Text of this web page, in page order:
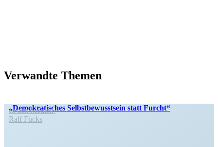
Verwandte Themen
„Demokra­ti­sches Selbst­be­wusstsein statt Furcht“
In den Medien
Ralf Fücks